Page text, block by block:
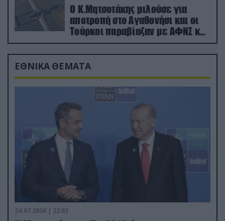
Ο Κ.Μητσοτάκης μιλούσε για
αποτροπή στο Αγαθονήσι και οι
Τούρκοι παραβίαζαν με ΑΦΝΣ και
drone
ΕΘΝΙΚΑ ΘΕΜΑΤΑ
24.07.2026 | 22:02